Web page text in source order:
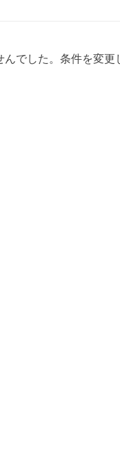
でした。条件を変更